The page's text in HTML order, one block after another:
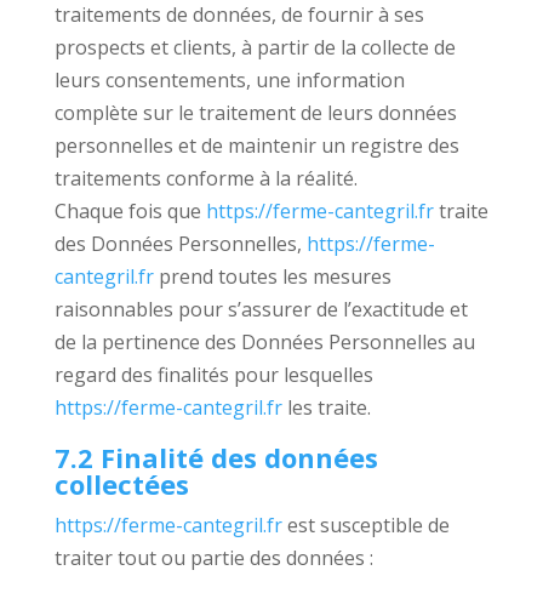
traitements de données, de fournir à ses
prospects et clients, à partir de la collecte de
leurs consentements, une information
complète sur le traitement de leurs données
personnelles et de maintenir un registre des
traitements conforme à la réalité.
Chaque fois que https://ferme-cantegril.frtraite
des Données Personnelles, https://ferme-
cantegril.frprend toutes les mesures
raisonnables pour s’assurer de l’exactitude et
de la pertinence des Données Personnelles au
regard des finalités pour lesquelles
https://ferme-cantegril.frles traite.
7.2 Finalité des données
collectées
https://ferme-cantegril.frest susceptible de
traiter tout ou partie des données :